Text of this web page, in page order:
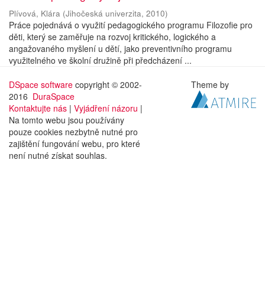
Plívová, Klára (Jihočeská univerzita, 2010)
Práce pojednává o využití pedagogického programu Filozofie pro
děti, který se zaměřuje na rozvoj kritického, logického a
angažovaného myšlení u dětí, jako preventivního programu
využitelného ve školní družině při předcházení ...
DSpace software copyright © 2002-
2016 DuraSpace
Kontaktujte nás | Vyjádření názoru |
Na tomto webu jsou používány
pouze cookies nezbytně nutné pro
zajištění fungování webu, pro které
není nutné získat souhlas.
Theme by